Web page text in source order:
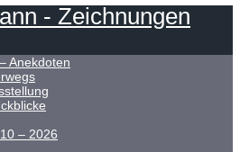
- Zeichnungen
Anekdoten
– 2026